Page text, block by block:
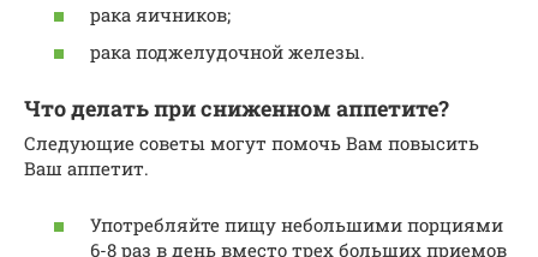
рака яичников;
рака поджелудочной железы.
Что делать при сниженном аппетите?
Следующие советы могут помочь Вам повысить
Ваш аппетит.
Употребляйте пищу небольшими порциями
6-8 раз в день вместо трех больших приемов